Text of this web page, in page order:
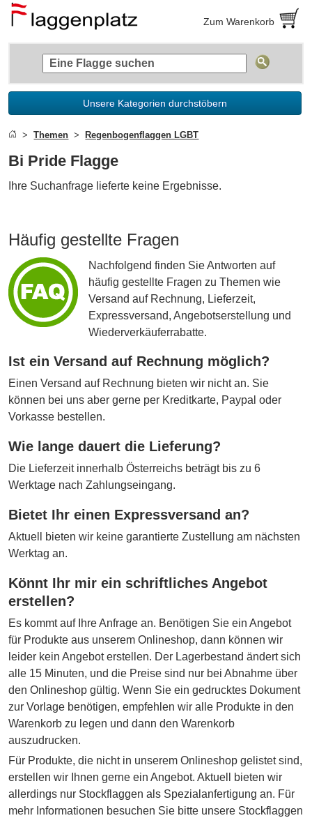
Zum Warenkorb
Unsere Kategorien durchstöbern
Themen Regenbogenflaggen LGBT
Bi Pride Flagge
Ihre Suchanfrage lieferte keine Ergebnisse.
Häufig gestellte Fragen
Nachfolgend finden Sie Antworten auf
häufig gestellte Fragen zu Themen wie
Versand auf Rechnung, Lieferzeit,
Expressversand, Angebotserstellung und
Wiederverkäuferrabatte.
Ist ein Versand auf Rechnung möglich?
Einen Versand auf Rechnung bieten wir nicht an. Sie
können bei uns aber gerne per Kreditkarte, Paypal oder
Vorkasse bestellen.
Wie lange dauert die Lieferung?
Die Lieferzeit innerhalb Österreichs beträgt bis zu 6
Werktage nach Zahlungseingang.
Bietet Ihr einen Expressversand an?
Aktuell bieten wir keine garantierte Zustellung am nächsten
Werktag an.
Könnt Ihr mir ein schriftliches Angebot
erstellen?
Es kommt auf Ihre Anfrage an. Benötigen Sie ein Angebot
für Produkte aus unserem Onlineshop, dann können wir
leider kein Angebot erstellen. Der Lagerbestand ändert sich
alle 15 Minuten, und die Preise sind nur bei Abnahme über
den Onlineshop gültig. Wenn Sie ein gedrucktes Dokument
zur Vorlage benötigen, empfehlen wir alle Produkte in den
Warenkorb zu legen und dann den Warenkorb
auszudrucken.
Für Produkte, die nicht in unserem Onlineshop gelistet sind,
erstellen wir Ihnen gerne ein Angebot. Aktuell bieten wir
allerdings nur Stockflaggen als Spezialanfertigung an. Für
mehr Informationen besuchen Sie bitte unsere Stockflaggen